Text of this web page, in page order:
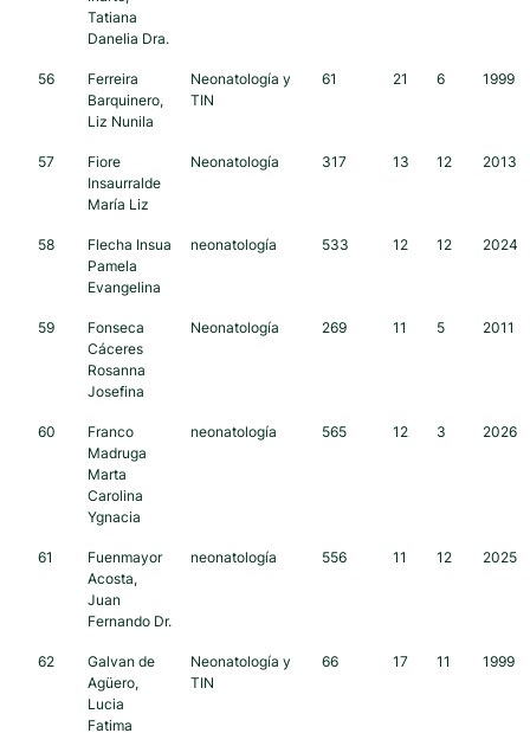
Tatiana
Danelia Dra.
56
Ferreira
Barquinero,
Liz Nunila
Neonatología y
TIN
61 21 6 1999
57
Fiore
Insaurralde
María Liz
Neonatología 317 13 12 2013
58
Flecha Insua
Pamela
Evangelina
neonatología 533 12 12 2024
59
Fonseca
Cáceres
Rosanna
Josefina
Neonatología 269 11 5 2011
60
Franco
Madruga
Marta
Carolina
Ygnacia
neonatología 565 12 3 2026
61
Fuenmayor
Acosta,
Juan
Fernando Dr.
neonatología 556 11 12 2025
62
Galvan de
Agüero,
Lucia
Fatima
Neonatología y
TIN
66 17 11 1999